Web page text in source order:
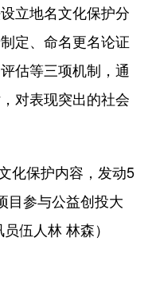
立地名文化保护分
定、命名更名论证
估等三项机制，通
对表现突出的社会
化保护内容，发动5
目参与公益创投大
伍人林 林森）